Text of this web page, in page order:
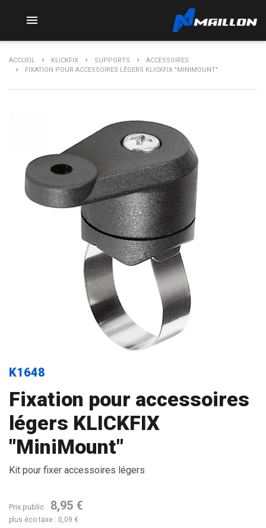

ACCUEIL KLICKFIX SUPPORTS
ACCESSOIRES
FIXATION POUR ACCESSOIRES LÉGERS KLICKFIX "MINIMOUNT"
K1648
Fixation pour accessoires
légers KLICKFIX
"MiniMount"
Kit pour fixer accessoires légers
Prix public 8,95 €
plus éco taxe : 0,09 €